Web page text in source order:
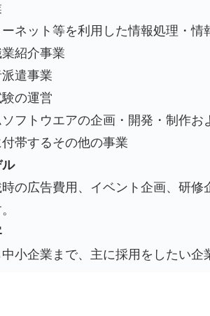
ーネット等を利用した情報処理・情
業紹介事業
派遣事業
験の運営
ソフトウエアの企画・開発・制作お
付帯するその他の事業
の広告費用、イベント企画、研
小企業まで、主に採用をしたい企